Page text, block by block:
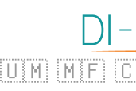
🇺🇲 🇲🇫